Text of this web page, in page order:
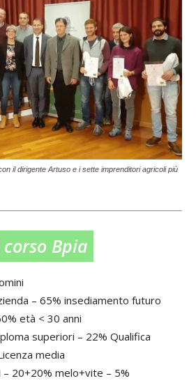
il dirigente Artuso e i sette imprenditori agricoli più
Bpia
– 65% insediamento futuro
età < 30 anni
superiori – 22% Qualifica
media
20+20% melo+vite – 5%